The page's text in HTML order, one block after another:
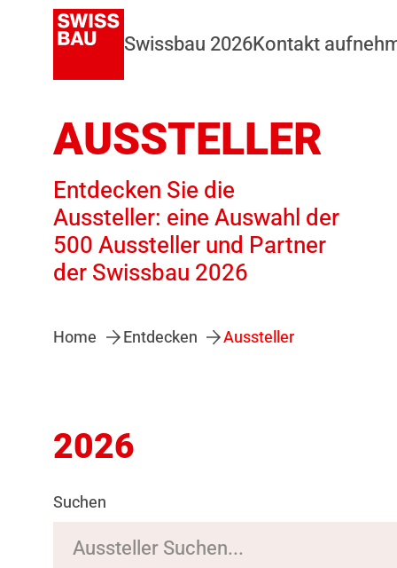
Swissbau 2026Kontakt
AUSSTELLER
Entdecken Sie die
Aussteller: eine Auswahl der
500 Aussteller und Partner
der Swissbau 2026
Home Entdecken Aussteller
2026
Suchen